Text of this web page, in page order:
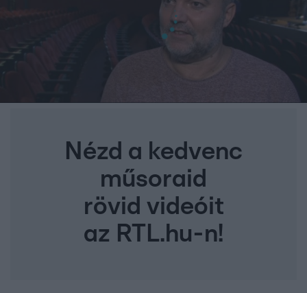
Nézd a kedvenc
műsoraid
rövid videóit
az RTL.hu-n!